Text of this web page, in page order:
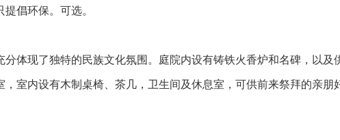
倡环保。可选。
分体现了独特的民族文化氛围。庭院内设有铸铁火香炉和名碑，以及
，室内设有木制桌椅、茶几，卫生间及休息室，可供前来祭拜的亲朋